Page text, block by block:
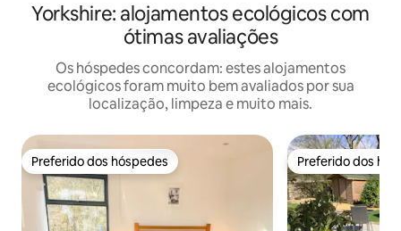
Yorkshire: alojamentos ecológicos com
ótimas avaliações
Os hóspedes concordam: estes alojamentos
ecológicos foram muito bem avaliados por sua
localização, limpeza e muito mais.
Preferido dos hóspedes
Preferido dos hóspedes Preferido dos
Preferido dos